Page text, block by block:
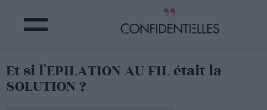
Et si l'EPILATION AU FIL était la
SOLUTION ?